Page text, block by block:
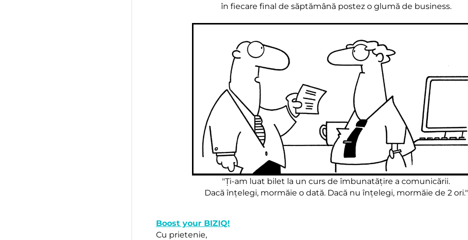
în fiecare final de săptămână postez o glumă de business.
"Ți-am luat bilet la un curs de îmbunatățire a comunicării.
Dacă înțelegi, mormăie o dată. Dacă nu înțelegi, mormăie de 2 ori."
Boost your BIZIQ!
Cu prietenie,